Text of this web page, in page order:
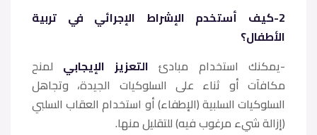
2-كيف أستخدم الإشراط الإجرائي في تربية
الأطفال؟
-يمكنك استخدام مبادئ التعزيز الإيجابي لمنح
مكافآت أو ثناء على السلوكيات الجيدة، وتجاهل
السلوكيات السلبية (الإطفاء) أو استخدام العقاب السلبي
(إزالة شيء مرغوب فيه) للتقليل منها.